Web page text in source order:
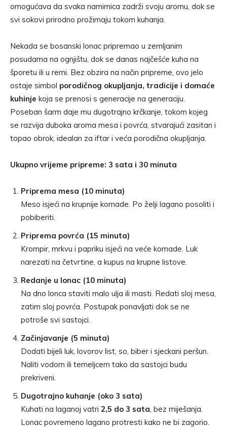
omogućava da svaka namirnica zadrži svoju aromu, dok se
svi sokovi prirodno prožimaju tokom kuhanja.
Nekada se bosanski lonac pripremao u zemljanim
posudama na ognjištu, dok se danas najčešće kuha na
šporetu ili u rerni. Bez obzira na način pripreme, ovo jelo
ostaje simbol porodičnog okupljanja, tradicije i domaće
kuhinje koja se prenosi s generacije na generaciju.
Poseban šarm daje mu dugotrajno krčkanje, tokom kojeg
se razvija duboka aroma mesa i povrća, stvarajući zasitan i
topao obrok, idealan za iftar i veća porodična okupljanja.
Ukupno vrijeme pripreme: 3 sata i 30 minuta
Priprema mesa (10 minuta)
Meso isjeći na krupnije komade. Po želji lagano posoliti i
pobiberiti.
Priprema povrća (15 minuta)
Krompir, mrkvu i papriku isjeći na veće komade. Luk
narezati na četvrtine, a kupus na krupne listove.
Redanje u lonac (10 minuta)
Na dno lonca staviti malo ulja ili masti. Redati sloj mesa,
zatim sloj povrća. Postupak ponavljati dok se ne
potroše svi sastojci.
Začinjavanje (5 minuta)
Dodati bijeli luk, lovorov list, so, biber i sjeckani peršun.
Naliti vodom ili temeljcem tako da sastojci budu
prekriveni.
Dugotrajno kuhanje (oko 3 sata)
Kuhati na laganoj vatri 2,5 do 3 sata, bez miješanja.
Lonac povremeno lagano protresti kako ne bi zagorio.